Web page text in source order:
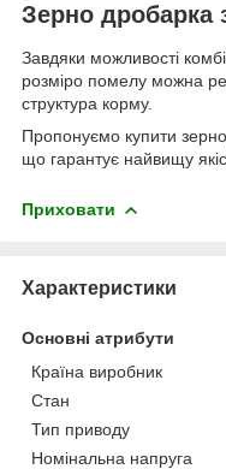
Зерно дробарка
Завдяки можливості
розміро помелу можна
структура корму.
Пропонуємо купити
що гарантує найвищу
Приховати
Характеристики
Основні атрибути
Країна виробник
Стан
Тип приводу
Номінальна напруга